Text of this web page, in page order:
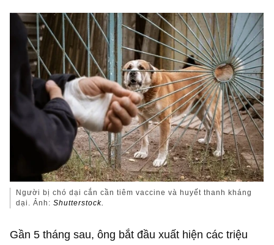
Người bị chó dại cắn cần tiêm vaccine và huyết thanh kháng
dại. Ảnh:Shutterstock.
Gần 5 tháng sau, ông bắt đầu xuất hiện các triệu